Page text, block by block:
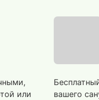
или
вашего